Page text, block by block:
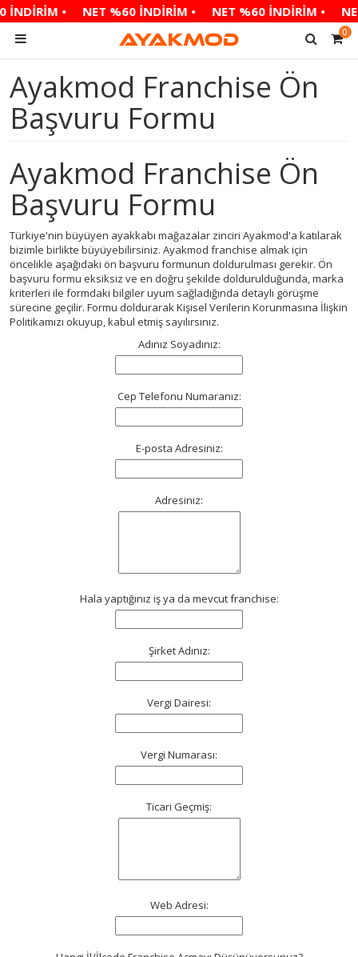
İNDİRİM • NET %60 İNDİRİM • NET %60 İNDİRİM •
0
Ayakmod Franchise Ön
Başvuru Formu
Ayakmod Franchise Ön
Başvuru Formu
Türkiye'nin büyüyen ayakkabı mağazalar zinciri Ayakmod'a katılarak
bizimle birlikte büyüyebilirsiniz. Ayakmod franchise almak için
öncelikle aşağıdaki ön başvuru formunun doldurulması gerekir. Ön
başvuru formu eksiksiz ve en doğru şekilde doldurulduğunda, marka
kriterleri ile formdaki bilgiler uyum sağladığında detaylı görüşme
sürecine geçilir. Formu doldurarak Kişisel Verilerin Korunmasına İlişkin
Politikamızı okuyup, kabul etmiş sayılırsınız.
Adınız Soyadınız:
Cep Telefonu Numaranız:
E-posta Adresiniz:
Adresiniz:
Hala yaptığınız iş ya da mevcut franchise:
Şirket Adınız:
Vergi Dairesi:
Vergi Numarası:
Ticari Geçmiş:
Web Adresi: